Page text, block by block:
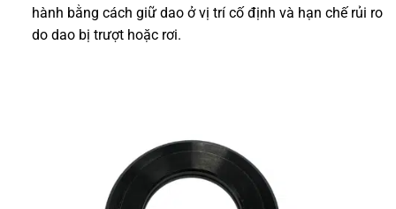
hành bằng cách giữ dao ở vị trí cố định và hạn chế rủi ro
do dao bị trượt hoặc rơi.